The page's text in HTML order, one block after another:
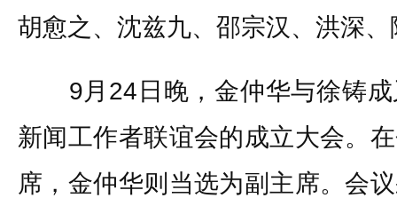
胡愈之、沈兹九、邵宗汉、洪深
9月24日晚，金仲华与徐铸成
新闻工作者联谊会的成立大会。
席，金仲华则当选为副主席。会